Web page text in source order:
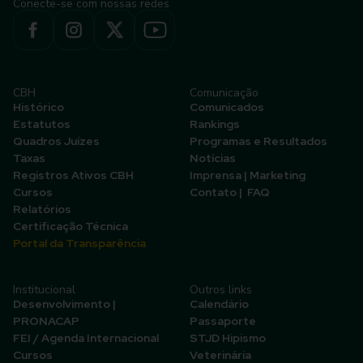
Conecte-se com nossas redes
CBH
Histórico
Estatutos
Quadros Juízes
Taxas
Registros Ativos CBH
Cursos
Relatórios
Certificação Técnica
Portal da Transparência
Comunicação
Comunicados
Rankings
Programas e Resultados
Notícias
Imprensa | Marketing
Contato | FAQ
Institucional
Desenvolvimento |
PRONACAP
FEI / Agenda Internacional
Cursos
Outros links
Calendário
Passaporte
STJD Hipismo
Veterinária